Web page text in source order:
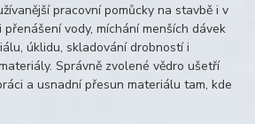
pracovní pomůcky na stavbě i v
přenášení vody, míchání menších dávek
úklidu, skladování drobností i
Správně zvolené vědro ušetří
a usnadní přesun materiálu tam, kde